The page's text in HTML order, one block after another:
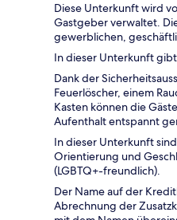
Diese Unterkunft wird
Gastgeber verwaltet.
gewerblichen,
In dieser Unterkunft
Dank der
Feuerlöscher, einem
Kasten können die
Aufenthalt entspannt
In dieser Unterkunft
Orientierung und
(LGBTQ+-freundlich).
Der Name auf der
Abrechnung der